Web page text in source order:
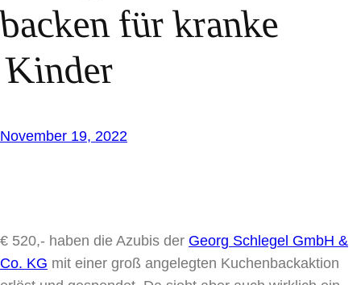
für kranke
Kinder
November 19, 2022
€ 520,- haben die Azubis der Georg Schlegel GmbH &
Co. KG mit einer groß angelegten Kuchenbackaktion